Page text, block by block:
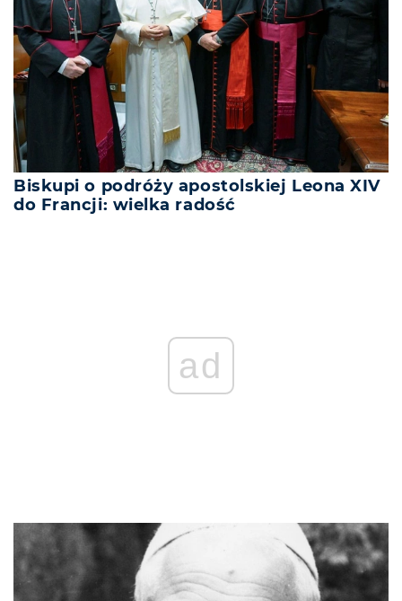
Biskupi o podróży apostolskiej Leona XIV
do Francji: wielka radość
ad